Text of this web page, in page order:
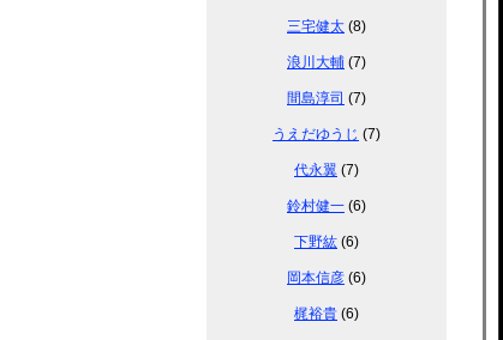
三宅健太 (8)
浪川大輔 (7)
間島淳司 (7)
うえだゆうじ (7)
代永翼 (7)
鈴村健一 (6)
下野紘 (6)
岡本信彦 (6)
梶裕貴 (6)